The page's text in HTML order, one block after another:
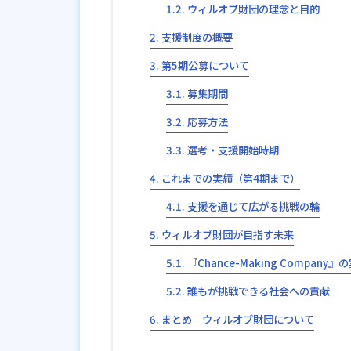
ウィルオブ財団の理念と目的
支援制度の概要
第5期公募について
募集期間
応募方法
選考・支援開始時期
これまでの実績（第4期まで）
支援を通じて広がる挑戦の輪
ウィルオブ財団が目指す未来
『Chance-Making Company』の
誰もが挑戦できる社会への貢献
まとめ│ウィルオブ財団について